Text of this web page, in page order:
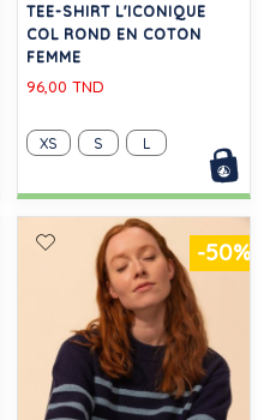
TEE-SHIRT L'ICONIQUE
COL ROND EN COTON
FEMME
96,00 TND
XS S L
-50%